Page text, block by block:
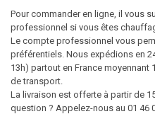
Pour commander en ligne, il vous
professionnel si vous êtes
Le compte professionnel vous
préférentiels. Nous expédions en
13h) partout en France
de transport.
La livraison est offerte à partir de
question ? Appelez-nous au 01 46